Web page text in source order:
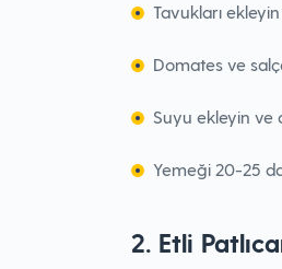
Tavukları
Domates ve
Suyu ekleyin ve
Yemeği 20-25
2. Etli